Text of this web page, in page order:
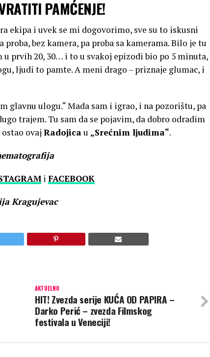
PAMĆENJE!
ekipa i uvek se mi dogovorimo, sve su to iskusni
bez kamera, pa proba sa kamerama. Bilo je tu
u prvih 20, 30… i to u svakoj epizodi bio po 5 minuta,
ljudi to pamte. A meni drago – priznaje glumac, i
glavnu ulogu.“ Mada sam i igrao, i na pozorištu, pa
trajem. Tu sam da se pojavim, da dobro odradim
ovaj Radojicau „Srećnim ljudima“.
i FACEBOOK
Kragujevac
AKTUELNO
HIT! Zvezda serije KUĆA OD PAPIRA –
Darko Perić – zvezda Filmskog
festivala u Veneciji!